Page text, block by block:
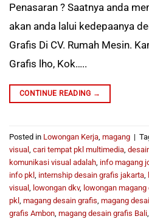
Penasaran ? Saatnya anda
akan anda lalui kedepaanya
Grafis Di CV. Rumah Mesin.
Grafis lho, Kok…..
CONTINUE READING →
Posted in Lowongan Kerja, magang |
visual , cari tempat pkl multimedia,
komunikasi visual adalah, info magang
info pkl , internship desain grafis jakarta,
visual , lowongan dkv, lowongan
pkl , magang desain grafis, magang
grafis Ambon, magang desain grafis Bali,